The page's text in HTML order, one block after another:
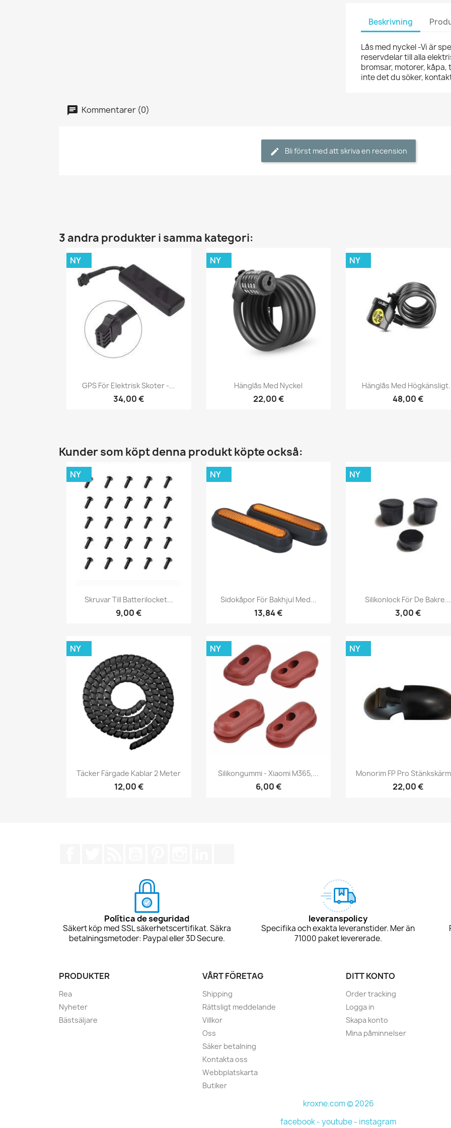
Beskrivning
Lås med nyckel -Vi är
reservdelar till alla
bromsar, motorer,
inte det du söker,
Kommentarer (0)
Bli först med att skriva en recension
3 andra produkter i samma kategori:
Snabbvy
GPS För Elektrisk Skoter -...
34,00 €
NY
Snabbvy
Hänglås Med Nyckel
22,00 €
NY
Snabbvy
Hänglås Med
48,00 €
NY
Kunder som köpt denna produkt köpte också:
Snabbvy
Skruvar Till Batterilocket...
9,00 €
NY
Snabbvy
Sidokåpor För Bakhjul Med...
13,84 €
NY
Snabbvy
Silikonlock För De Bakre...
3,00 €
NY
Snabbvy
Täcker Färgade Kablar 2 Meter
12,00 €
NY
Snabbvy
Silikongummi - Xiaomi M365,...
6,00 €
NY
Snabbvy
Monorim FP Pro
22,00 €
NY
Política de seguridad
Säkert köp med SSL säkerhetscertifikat. Säkra
betalningsmetoder: Paypal eller 3D Secure.
leveranspolicy
Specifika och exakta leveranstider. Mer än
71000 paket levererade.
PRODUKTER
Rea
Nyheter
Bästsäljare
VÅRT FÖRETAG
Shipping
Rättsligt meddelande
Villkor
Oss
Säker betalning
Kontakta oss
Webbplatskarta
Butiker
DITT KONTO
Order tracking
Logga in
Skapa konto
Mina påminnelser
kroxne.com © 2026
facebook -youtube - instagram